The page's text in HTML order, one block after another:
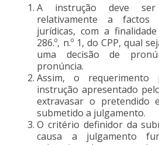
A instrução deve ser
relativamente a
jurídicas, com a
286.º, n.º 1, do CPP, qual
uma decisão de
pronúncia.
Assim, o requerimento
instrução apresentado
extravasar o pretendido
submetido a julgamento.
O critério definidor da
causa a julgamento